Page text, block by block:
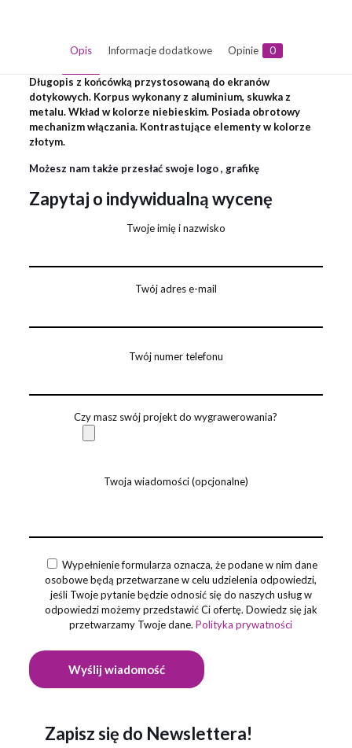
Opis Informacje dodatkowe Opinie 0
Długopis z końcówką przystosowaną do ekranów
dotykowych. Korpus wykonany z aluminium, skuwka z
metalu. Wkład w kolorze niebieskim. Posiada obrotowy
mechanizm włączania. Kontrastujące elementy w kolorze
złotym.
Możesz nam także przesłać swoje logo , grafikę
Zapytaj o indywidualną wycenę
Twoje imię i nazwisko
Twój adres e-mail
Twój numer telefonu
Czy masz swój projekt do wygrawerowania?
Twoja wiadomości (opcjonalne)
Wypełnienie formularza oznacza, że podane w nim dane
osobowe będą przetwarzane w celu udzielenia odpowiedzi,
jeśli Twoje pytanie będzie odnosić się do naszych usług w
odpowiedzi możemy przedstawić Ci ofertę. Dowiedz się jak
przetwarzamy Twoje dane.Polityka prywatności
Zapisz się do Newslettera!